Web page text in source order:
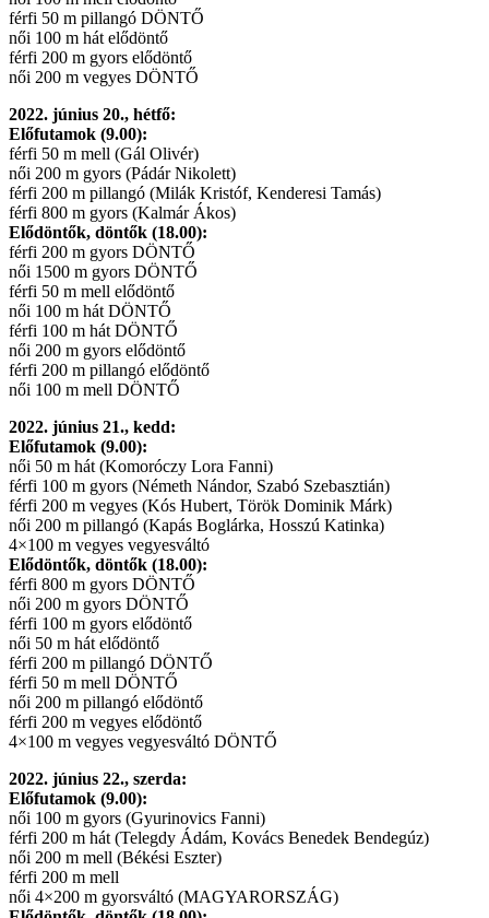
férfi 50 m pillangó DÖNTŐ
női 100 m hát elődöntő
férfi 200 m gyors elődöntő
női 200 m vegyes DÖNTŐ
2022. június 20., hétfő:
Előfutamok (9.00):
férfi 50 m mell (Gál Olivér)
női 200 m gyors (Pádár Nikolett)
férfi 200 m pillangó (Milák Kristóf, Kenderesi Tamás)
férfi 800 m gyors (Kalmár Ákos)
Elődöntők, döntők (18.00):
férfi 200 m gyors DÖNTŐ
női 1500 m gyors DÖNTŐ
férfi 50 m mell elődöntő
női 100 m hát DÖNTŐ
férfi 100 m hát DÖNTŐ
női 200 m gyors elődöntő
férfi 200 m pillangó elődöntő
női 100 m mell DÖNTŐ
2022. június 21., kedd:
Előfutamok (9.00):
női 50 m hát (Komoróczy Lora Fanni)
férfi 100 m gyors (Németh Nándor, Szabó Szebasztián)
férfi 200 m vegyes (Kós Hubert, Török Dominik Márk)
női 200 m pillangó (Kapás Boglárka, Hosszú Katinka)
4×100 m vegyes vegyesváltó
Elődöntők, döntők (18.00):
férfi 800 m gyors DÖNTŐ
női 200 m gyors DÖNTŐ
férfi 100 m gyors elődöntő
női 50 m hát elődöntő
férfi 200 m pillangó DÖNTŐ
férfi 50 m mell DÖNTŐ
női 200 m pillangó elődöntő
férfi 200 m vegyes elődöntő
4×100 m vegyes vegyesváltó DÖNTŐ
2022. június 22., szerda:
Előfutamok (9.00):
női 100 m gyors (Gyurinovics Fanni)
férfi 200 m hát (Telegdy Ádám, Kovács Benedek Bendegúz)
női 200 m mell (Békési Eszter)
férfi 200 m mell
női 4×200 m gyorsváltó (MAGYARORSZÁG)